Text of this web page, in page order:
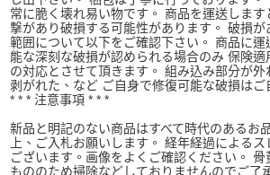
常に脆く壊れ易い物です。 商品を運送しま
撃があり破損する可能性があります。 破損が
範囲について以下をご確認下さい。 商品に
能な深刻な破損が認められる場合のみ 保険
の対応とさせて頂きます。 組み込み部分が
剥がれた、など ご自身で修復可能な破損はご
* * * 注意事項 * * *
新品と明記のない商品はすべて時代のあるお
上、ご入札お願いします。 経年経過による
ございます。画像をよくご確認ください。 骨
もののため掃除などしておりませんのでご了